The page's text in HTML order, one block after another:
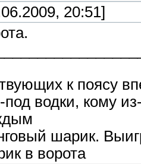
20:51]
к поясу
водки, кому
шаpик.
в воpота